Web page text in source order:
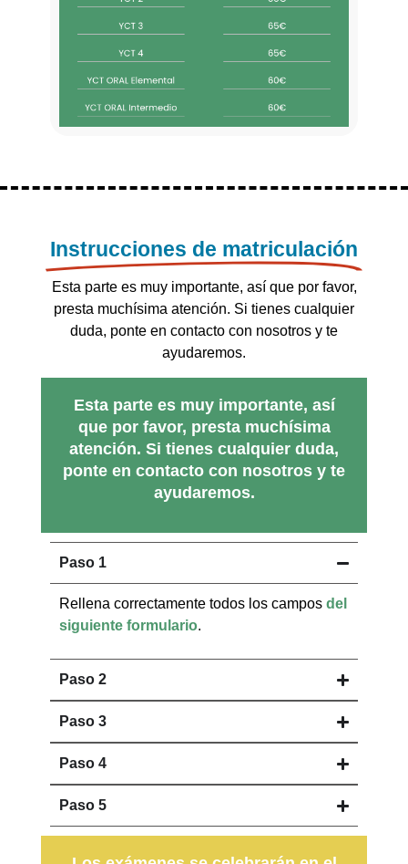
Instrucciones de matriculación
Esta parte es muy importante, así que por favor,
presta muchísima atención. Si tienes cualquier
duda, ponte en contacto con nosotros y te
ayudaremos.
Esta parte es muy importante, así
que por favor, presta muchísima
atención. Si tienes cualquier duda,
ponte en contacto con nosotros y te
ayudaremos.
Paso 1
Rellena correctamente todos los campos del
siguiente formulario.
Paso 2
Paso 3
Paso 4
Paso 5